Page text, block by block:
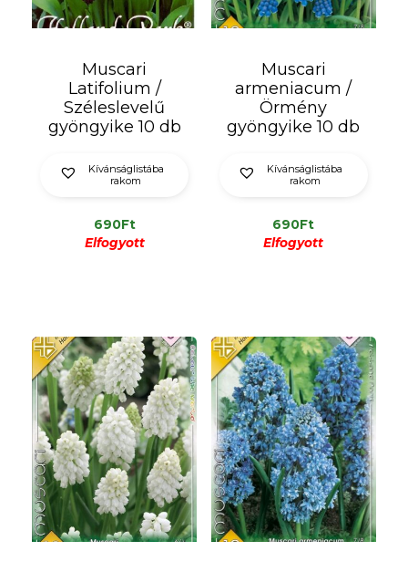
Muscari
Latifolium /
Széleslevelű
gyöngyike 10 db
Kívánságlistába
rakom
690Ft
Elfogyott
Muscari
armeniacum /
Örmény
gyöngyike 10 db
Kívánságlistába
rakom
690Ft
Elfogyott